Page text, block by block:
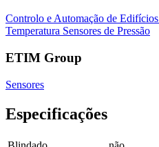
Controlo e Automação de Edifícios
Temperatura Sensores de Pressão
ETIM Group
Sensores
Especificações